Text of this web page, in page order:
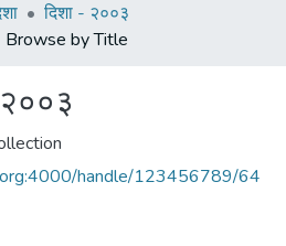
दिशा - २००३
Browse by Title
handle/123456789/64